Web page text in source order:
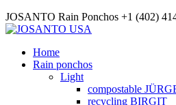
JOSANTO Rain Ponchos +1 (402)
Home
Rain ponchos
Light
compostable
recycling BIRGIT